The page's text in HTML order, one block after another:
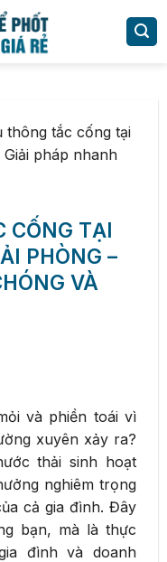
thông tắc cống tại
pháp nhanh
CỐNG TẠI
PHÒNG –
VÀ
và phiền toái vì
xuyên xảy ra?
thải sinh hoạt
nghiêm trọng
cả gia đình. Đây
bạn, mà là thực
đình và doanh